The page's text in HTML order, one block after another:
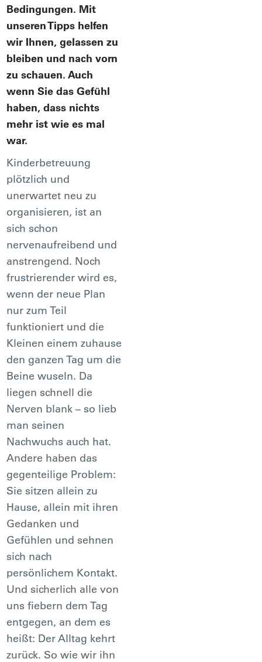
Bedingungen. Mit
unseren Tipps helfen
wir Ihnen, gelassen zu
bleiben und nach vorn
zu schauen. Auch
wenn Sie das Gefühl
haben, dass nichts
mehr ist wie es mal
war.
Kinderbetreuung
plötzlich und
unerwartet neu zu
organisieren, ist an
sich schon
nervenaufreibend und
anstrengend. Noch
frustrierender wird es,
wenn der neue Plan
nur zum Teil
funktioniert und die
Kleinen einem zuhause
den ganzen Tag um die
Beine wuseln. Da
liegen schnell die
Nerven blank – so lieb
man seinen
Nachwuchs auch hat.
Andere haben das
gegenteilige Problem:
Sie sitzen allein zu
Hause, allein mit ihren
Gedanken und
Gefühlen und sehnen
sich nach
persönlichem Kontakt.
Und sicherlich alle von
uns fiebern dem Tag
entgegen, an dem es
heißt: Der Alltag kehrt
zurück. So wie wir ihn